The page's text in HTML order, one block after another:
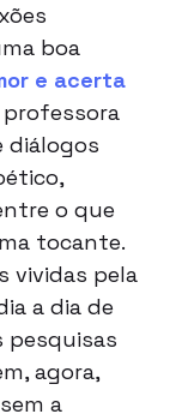
boa
e acerta
professora
diálogos
o que
tocante.
vividas pela
a dia de
pesquisas
agora,
a